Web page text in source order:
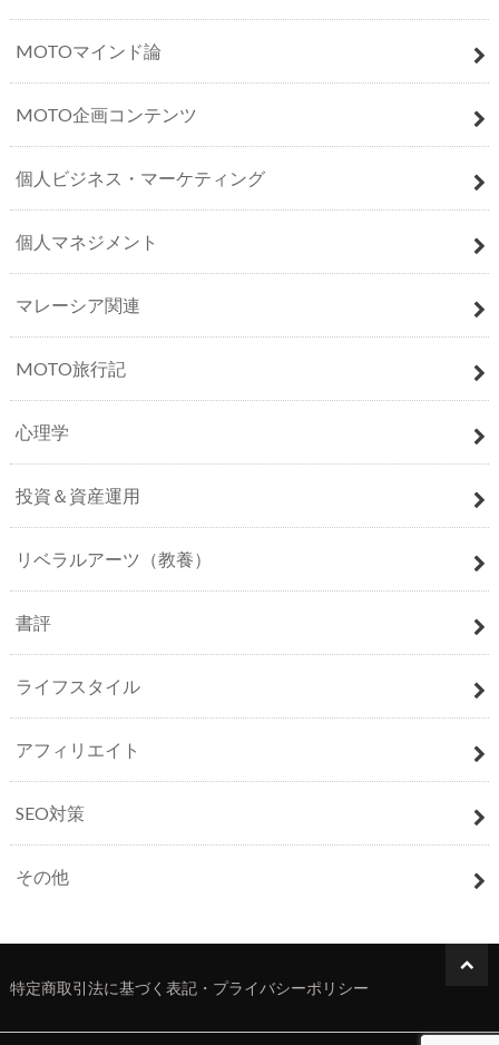
MOTOマインド論
MOTO企画コンテンツ
個人ビジネス・マーケティング
個人マネジメント
マレーシア関連
MOTO旅行記
心理学
投資＆資産運用
リベラルアーツ（教養）
書評
ライフスタイル
アフィリエイト
SEO対策
その他
特定商取引法に基づく表記・プライバシーポリシー